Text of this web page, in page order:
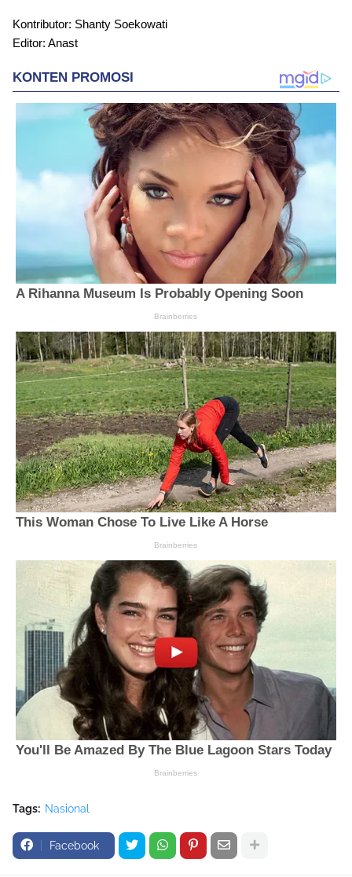
Kontributor: Shanty Soekowati
Editor: Anast
Tags: Nasional
Facebook